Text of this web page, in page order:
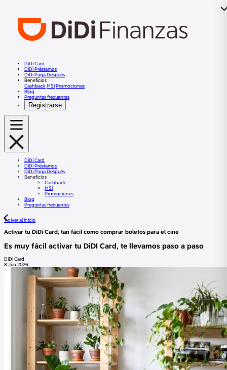
DiDi Card
DiDi Préstamos
DiDi Paga Después
Beneficios
CashbackMSIPromociones
Blog
Preguntas frecuentes
Registrarse
DiDi Card
DiDi Préstamos
DiDi Paga Después
Beneficios
Cashback
MSI
Promociones
Blog
Preguntas frecuentes
Volver al inicio
Activar tu DiDi Card, tan fácil como comprar boletos para el cine
Es muy fácil activar tu DiDI Card, te llevamos paso a paso
DiDi Card
8 Jun.2026